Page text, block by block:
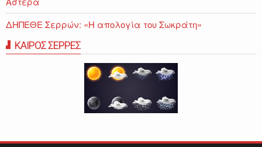
ΔΗΠΕΘΕ Σερρών: «Η απολογία του Σωκράτη»
ΚΑΙΡΟΣ ΣΕΡΡΕΣ